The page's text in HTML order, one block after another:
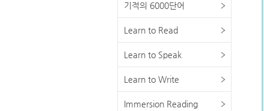
기적의 6000단어
Learn to Read
Learn to Speak
Learn to Write
Immersion Reading